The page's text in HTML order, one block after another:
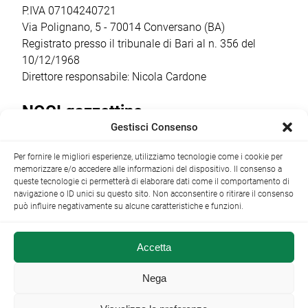
cantina […]
ricorrenza ha […]
P.IVA 07104240721
Via Polignano, 5 - 70014 Conversano (BA)
Registrato presso il tribunale di Bari al n. 356 del
10/12/1968
Direttore responsabile: Nicola Cardone
NOCI gazzettino
+39 080 4979274|info@nocigazzettino.it Contatti|
Archivio
NOCI gazzettino.it ©2014 •
Gestisci Consenso
Per fornire le migliori esperienze, utilizziamo tecnologie come i cookie per
memorizzare e/o accedere alle informazioni del dispositivo. Il consenso a
queste tecnologie ci permetterà di elaborare dati come il comportamento di
navigazione o ID unici su questo sito. Non acconsentire o ritirare il consenso
può influire negativamente su alcune caratteristiche e funzioni.
Accetta
Nega